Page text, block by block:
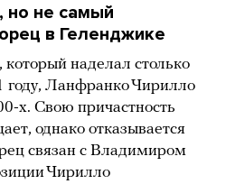
но не самый
в Геленджике
наделал столько
году, Ланфранко Чирилло
х. Свою причастность
однако отказывается
связан с Владимиром
Чирилло